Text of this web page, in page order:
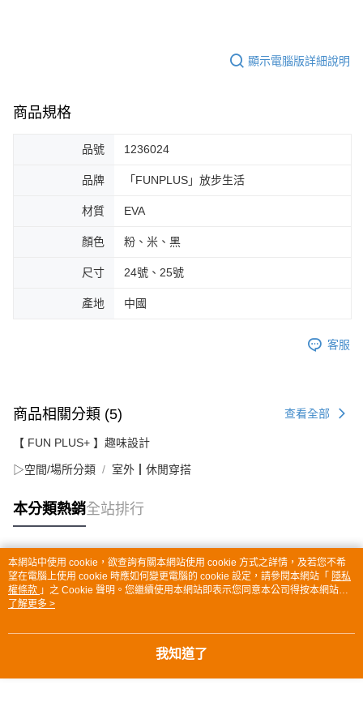
顯示電腦版詳細說明
商品規格
品號 1236024
品牌 「FUNPLUS」放步生活
材質 EVA
顏色 粉、米、黑
尺寸 24號、25號
產地 中國
客服
商品相關分類 (5) 查看全部
【 FUN PLUS+ 】趣味設計
▷空間/場所分類 室外┃休閒穿搭
本分類熱銷全站排行
熱門標籤
本網站中使用 cookie，欲查詢有關本網站使用 cookie 方式之詳情，及若您不希
望在電腦上使用 cookie 時應如何變更電腦的 cookie 設定，請參閱本網站「 隱私
權條款 」之 Cookie 聲明。您繼續使用本網站即表示您同意本公司得按本網站使
用條款之 Cookie 聲明使用 cookie。
了解更多 >
我知道了